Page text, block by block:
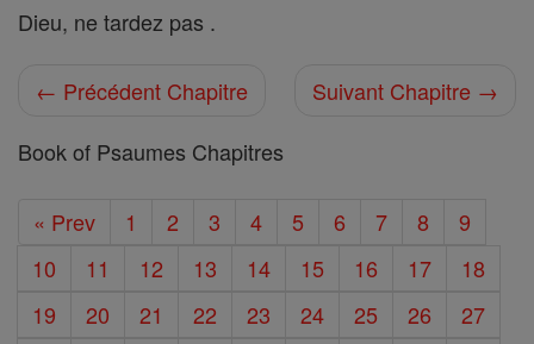
Dieu, ne tardez pas .
← Précédent Chapitre
Suivant Chapitre →
Book of Psaumes Chapitres
« Prev 1 2 3 4 5 6 7 8
9
10
11 12 13 14 15 16 17
18
19
20 21 22 23 24 25 26
27